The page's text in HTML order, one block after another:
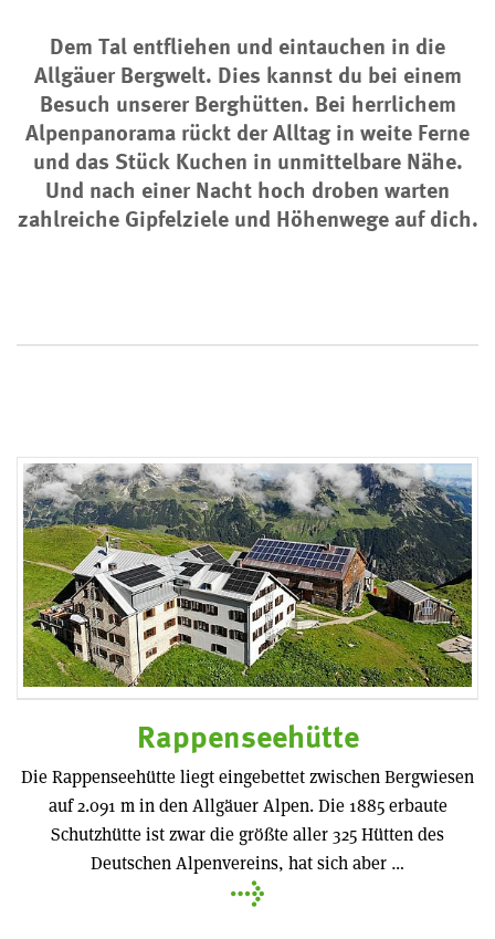
Dem Tal entfliehen und eintauchen in die
Allgäuer Bergwelt. Dies kannst du bei einem
Besuch unserer Berghütten. Bei herrlichem
Alpenpanorama rückt der Alltag in weite Ferne
und das Stück Kuchen in unmittelbare Nähe.
Und nach einer Nacht hoch droben warten
zahlreiche Gipfelziele und Höhenwege auf dich.
Rappenseehütte
Die Rappenseehütte liegt eingebettet zwischen Bergwiesen
auf 2.091 m in den Allgäuer Alpen. Die 1885 erbaute
Schutzhütte ist zwar die größte aller 325 Hütten des
Deutschen Alpenvereins, hat sich aber …